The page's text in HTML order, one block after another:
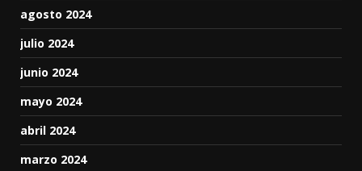
agosto 2024
julio 2024
junio 2024
mayo 2024
abril 2024
marzo 2024